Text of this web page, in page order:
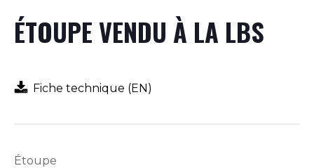
ÉTOUPE VENDU À LA LBS
Fiche technique (EN)
Étoupe